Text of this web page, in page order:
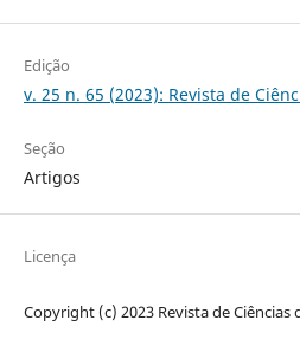
Edição
v. 25 n. 65 (2023): Revista de
Seção
Artigos
Licença
Copyright (c) 2023 Revista de Ciências